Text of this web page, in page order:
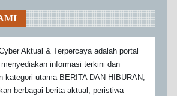
Aktual & Terpercaya adalah portal
informasi terkini dan
kategori utama BERITA DAN HIBURAN,
berbagai berita aktual, peristiwa